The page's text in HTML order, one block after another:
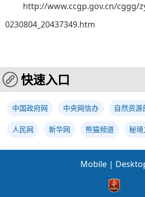
http://www.ccgp.gov.cn/cggg/
0230804_20437349.htm
快速入口
中国政府网 中央网信办 自然资源
人民网 新华网 熊猫频道 秘境
Mobile |